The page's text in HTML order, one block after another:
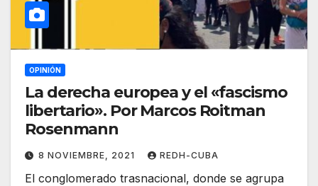
OPINIÓN
La derecha europea y el «fascismo
libertario». Por Marcos Roitman
Rosenmann
8 NOVIEMBRE, 2021 REDH-CUBA
El conglomerado trasnacional, donde se agrupa